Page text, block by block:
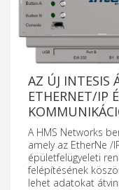
AZ ÚJ INTESIS
ETHERNET/IP
A HMS Networks
amely az EtherNe /
épületfelügyeleti
felépítésének
lehet adatokat